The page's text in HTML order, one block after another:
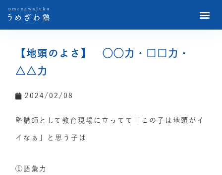
【地頭のよさ】 ◯◯力・□□力・
△△力
2024/02/08
塾講師として教育現場に立ってて「この子は地頭がイ
イなぁ」と思う子は
①語彙力